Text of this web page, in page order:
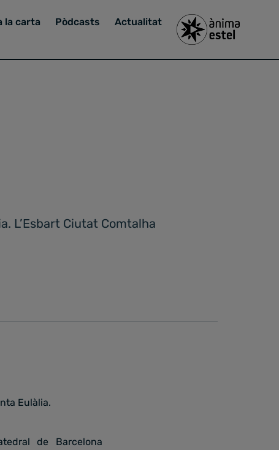
la carta Pòdcasts Actualitat
L’Esbart Ciutat Comtalha
Eulàlia.
de Barcelona